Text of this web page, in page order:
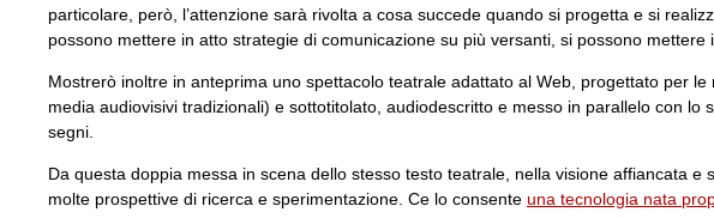
particolare, però, l’attenzione sarà rivolta a cosa succede quando si progetta e si
possono mettere in atto strategie di comunicazione su più versanti, si possono
Mostrerò inoltre in anteprima uno spettacolo teatrale adattato al Web, progettato per
media audiovisivi tradizionali) e sottotitolato, audiodescritto e messo in parallelo con
segni.
Da questa doppia messa in scena dello stesso testo teatrale, nella visione affiancata
molte prospettive di ricerca e sperimentazione. Ce lo consente una tecnologia nata